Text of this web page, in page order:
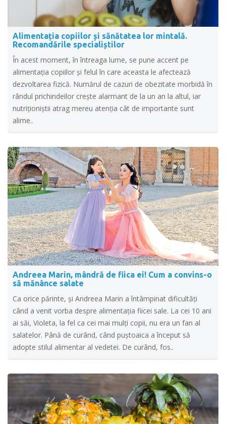
Alimentația copiilor și sănătatea lor mintală.
Recomandările specialiștilor
În acest moment, în întreaga lume, se pune accent pe
alimentația copiilor și felul în care aceasta le afectează
dezvoltarea fizică. Numărul de cazuri de obezitate morbidă în
rândul prichindeilor crește alarmant de la un an la altul, iar
nutriționiștii atrag mereu atenția cât de importante sunt
alime..
Andreea Marin, mândră de fiica ei! Cum a convins-o
să mănânce salate
Ca orice părinte, și Andreea Marin a întâmpinat dificultăți
când a venit vorba despre alimentația fiicei sale. La cei 10 ani
ai săi, Violeta, la fel ca cei mai mulți copii, nu era un fan al
salatelor. Până de curând, când puștoaica a început să
adopte stilul alimentar al vedetei. De curând, fos..